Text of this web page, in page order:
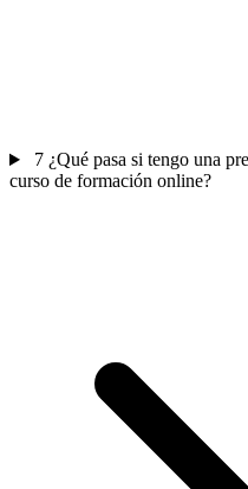
7 ¿Qué pasa si tengo una
curso de formación online?